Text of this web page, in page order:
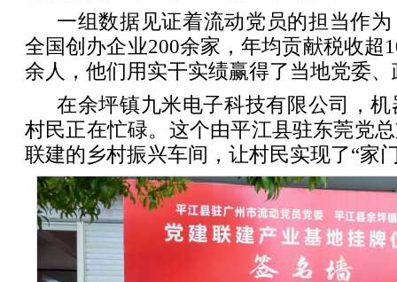
一组数据见证着流动党员的担当作
全国创办企业200余家，年均贡献税收超
余人，他们用实干实绩赢得了当地党委
在余坪镇九米电子科技有限公司，
村民正在忙碌。这个由平江县驻东莞党
联建的乡村振兴车间，让村民实现了“家